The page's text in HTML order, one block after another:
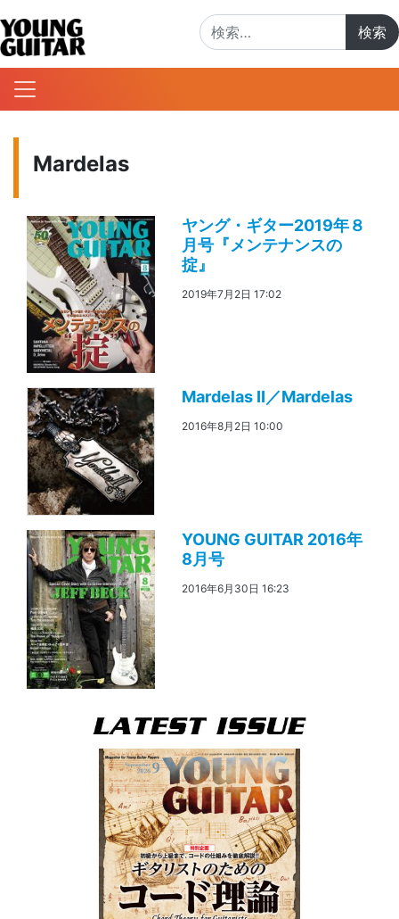
Mardelas
ヤング・ギター2019年８
月号『メンテナンスの
掟』
2019年7月2日 17:02
Mardelas II／Mardelas
2016年8月2日 10:00
YOUNG GUITAR 2016年
8月号
2016年6月30日 16:23